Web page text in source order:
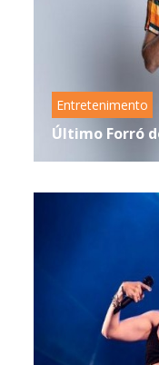
Entretenimento
Último Forró